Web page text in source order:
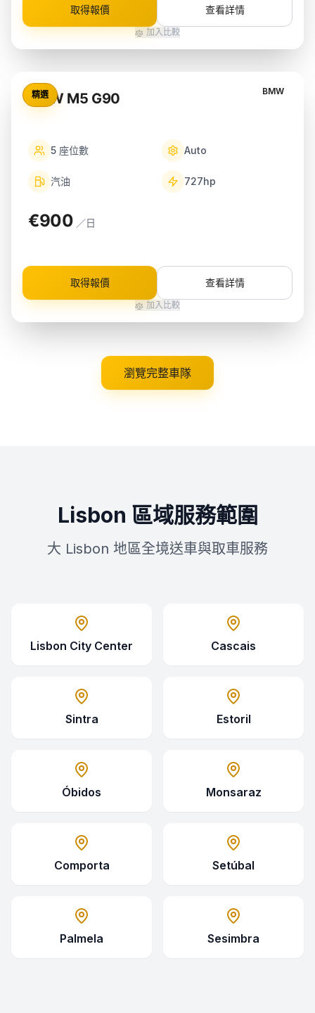
取得報價 查看詳情
加入比較
精選 BMW
BMW M5 G90
5 座位數 Auto
汽油 727hp
€900 ／日
取得報價 查看詳情
加入比較
瀏覽完整車隊
Lisbon 區域服務範圍
大 Lisbon 地區全境送車與取車服務
Lisbon City Center Cascais
Sintra Estoril
Óbidos Monsaraz
Comporta Setúbal
Palmela Sesimbra